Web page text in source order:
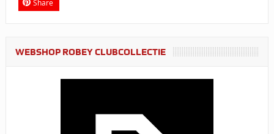
Share
WEBSHOP ROBEY CLUBCOLLECTIE